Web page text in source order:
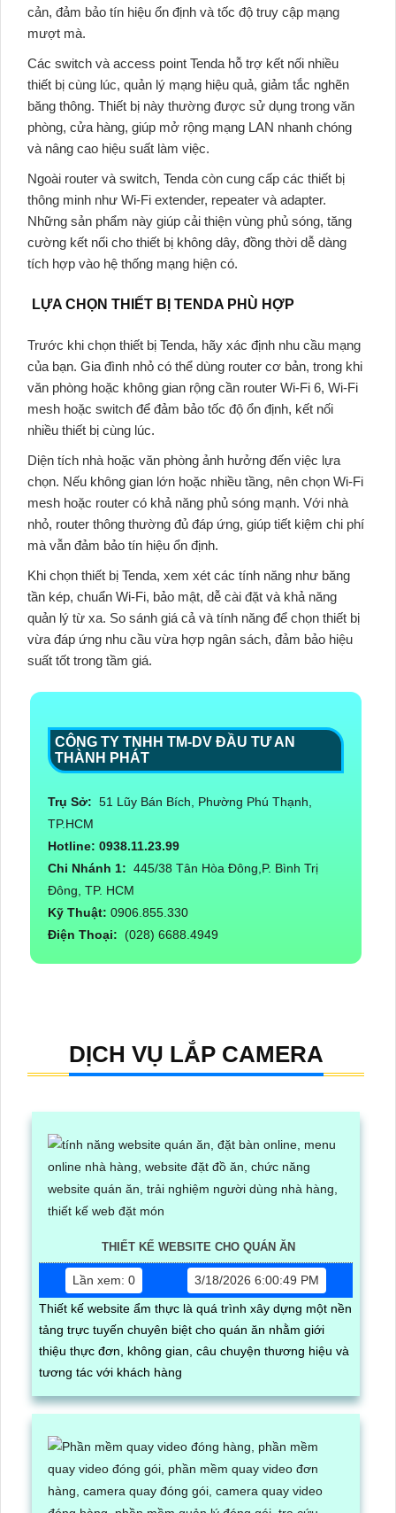
cản, đảm bảo tín hiệu ổn định và tốc độ truy cập mạng
mượt mà.
Các switch và access point Tenda hỗ trợ kết nối nhiều
thiết bị cùng lúc, quản lý mạng hiệu quả, giảm tắc nghẽn
băng thông. Thiết bị này thường được sử dụng trong văn
phòng, cửa hàng, giúp mở rộng mạng LAN nhanh chóng
và nâng cao hiệu suất làm việc.
Ngoài router và switch, Tenda còn cung cấp các thiết bị
thông minh như Wi-Fi extender, repeater và adapter.
Những sản phẩm này giúp cải thiện vùng phủ sóng, tăng
cường kết nối cho thiết bị không dây, đồng thời dễ dàng
tích hợp vào hệ thống mạng hiện có.
LỰA CHỌN THIẾT BỊ TENDA PHÙ HỢP
Trước khi chọn thiết bị Tenda, hãy xác định nhu cầu mạng
của bạn. Gia đình nhỏ có thể dùng router cơ bản, trong khi
văn phòng hoặc không gian rộng cần router Wi-Fi 6, Wi-Fi
mesh hoặc switch để đảm bảo tốc độ ổn định, kết nối
nhiều thiết bị cùng lúc.
Diện tích nhà hoặc văn phòng ảnh hưởng đến việc lựa
chọn. Nếu không gian lớn hoặc nhiều tầng, nên chọn Wi-Fi
mesh hoặc router có khả năng phủ sóng mạnh. Với nhà
nhỏ, router thông thường đủ đáp ứng, giúp tiết kiệm chi phí
mà vẫn đảm bảo tín hiệu ổn định.
Khi chọn thiết bị Tenda, xem xét các tính năng như băng
tần kép, chuẩn Wi-Fi, bảo mật, dễ cài đặt và khả năng
quản lý từ xa. So sánh giá cả và tính năng để chọn thiết bị
vừa đáp ứng nhu cầu vừa hợp ngân sách, đảm bảo hiệu
suất tốt trong tầm giá.
CÔNG TY TNHH TM-DV ĐẦU TƯ AN
THÀNH PHÁT
Trụ Sở: 51 Lũy Bán Bích, Phường Phú Thạnh,
TP.HCM
Hotline: 0938.11.23.99
Chi Nhánh 1: 445/38 Tân Hòa Đông,P. Bình Trị
Đông, TP. HCM
Kỹ Thuật: 0906.855.330
Điện Thoại: (028) 6688.4949
DỊCH VỤ LẮP CAMERA
THIẾT KẾ WEBSITE CHO QUÁN ĂN
Lần xem: 0
3/18/2026 6:00:49 PM
Thiết kế website ẩm thực là quá trình xây dựng một nền
tảng trực tuyến chuyên biệt cho quán ăn nhằm giới
thiệu thực đơn, không gian, câu chuyện thương hiệu và
tương tác với khách hàng